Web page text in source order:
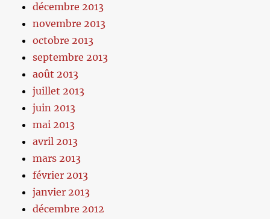
décembre 2013
novembre 2013
octobre 2013
septembre 2013
août 2013
juillet 2013
juin 2013
mai 2013
avril 2013
mars 2013
février 2013
janvier 2013
décembre 2012